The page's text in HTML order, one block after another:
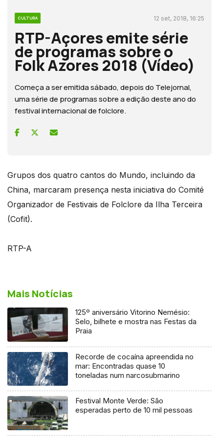
CULTURA 12 set, 2018, 16:25
RTP-Açores emite série
de programas sobre o
Folk Azores 2018 (Vídeo)
Começa a ser emitida sábado, depois do Telejornal,
uma série de programas sobre a edição deste ano do
festival internacional de folclore.
Grupos dos quatro cantos do Mundo, incluindo da
China, marcaram presença nesta iniciativa do Comité
Organizador de Festivais de Folclore da Ilha Terceira
(Cofit).
RTP-A
Mais Notícias
125º aniversário Vitorino Nemésio:
Selo, bilhete e mostra nas Festas da
Praia
Recorde de cocaína apreendida no
mar: Encontradas quase 10
toneladas num narcosubmarino
Festival Monte Verde: São
esperadas perto de 10 mil pessoas